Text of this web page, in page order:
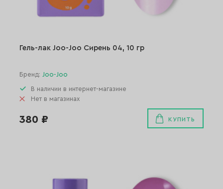
Гель-лак Joo-Joo Сирень 04, 10 гр
Бренд: Joo-Joo
В наличии в интернет-магазине
Нет в магазинах
380 ₽ КУПИТЬ